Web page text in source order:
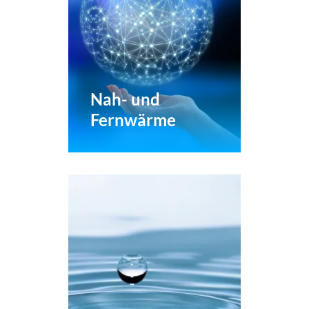
Wärmepumpen bringen
die Versorgung in Ihrem
Gewerbe auf ein neues
Niveau – energieeffizient
und wirtschaftlich.
Nah- und
Fernwärme
Moderne Wärmenetze
haben eine große
Bedeutung für die
Wärmewende. Unsere
industriellen
Wärmepumpen nutzen